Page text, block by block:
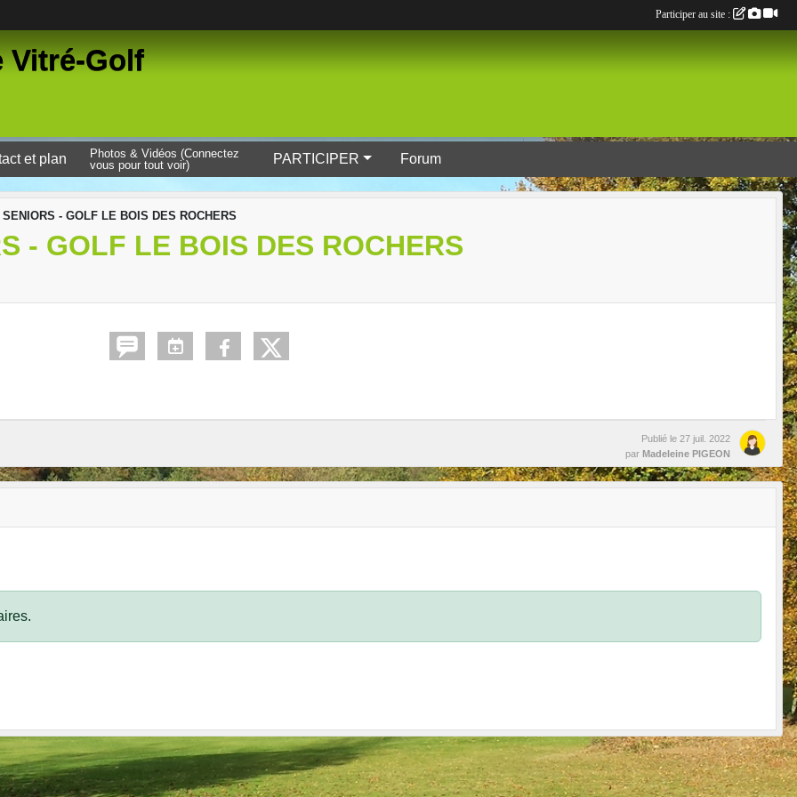
Vitré-Golf
et plan
Photos & Vidéos (Connectez
vous pour tout voir)
PARTICIPER Forum
SENIORS - GOLF LE BOIS DES ROCHERS
- GOLF LE BOIS DES ROCHERS
Publié le 27 juil. 2022
par Madeleine PIGEON
Participer au site :